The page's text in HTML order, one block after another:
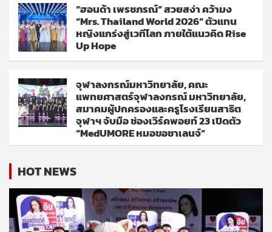
“ฮอนด้า เพรชภรณ์” สวยสง่า คว้ามง
“Mrs. Thailand World 2026” ตัวแทน
หญิงแกร่งสู่เวทีโลก ภายใต้แนวคิด Rise
Up Hope
จุฬาลงกรณ์มหาวิทยาลัย, คณะ
แพทยศาสตร์จุฬาลงกรณ์ มหาวิทยาลัย,
สมาคมผู้ปกครองและครูโรงเรียนสาธิต
จุฬาฯ จับมือ ช่องเวิร์คพอยท์ 23 เปิดตัว
“MedUMORE หมอขอชาเลนจ์”
HOT NEWS